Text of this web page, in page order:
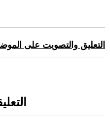
التعليق والتصويت على